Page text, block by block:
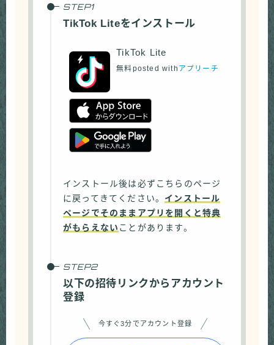
TikTok Liteをインストール
TikTok Lite
無料posted with アプリーチ
インストール後は必ずこちらのページ
に戻ってきてください。 インストール
ページでそのままアプリを開くと特典
がもらえない ことがあります。
以下の招待リンクからアカウント
登録
今すぐ3分でアカウント登録